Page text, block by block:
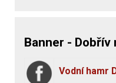
Banner - Dobřív
Vodní hamr